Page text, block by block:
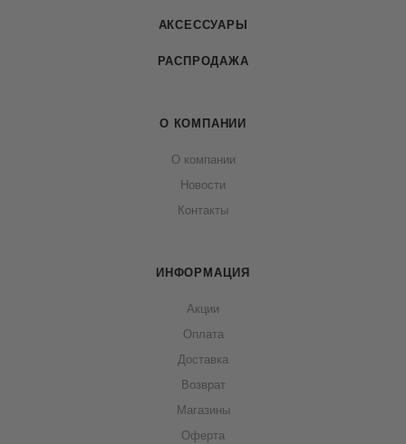
АКСЕССУАРЫ
РАСПРОДАЖА
О КОМПАНИИ
О компании
Новости
Контакты
ИНФОРМАЦИЯ
Акции
Оплата
Доставка
Возврат
Магазины
Оферта